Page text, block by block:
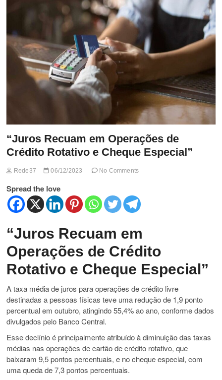
t
n
“Juros Recuam em Operações de
Crédito Rotativo e Cheque Especial”
Rede37 06/12/2023 No Comments
Spread the love
“Juros Recuam em
Operações de Crédito
Rotativo e Cheque Especial”
A taxa média de juros para operações de crédito livre
destinadas a pessoas físicas teve uma redução de 1,9 ponto
percentual em outubro, atingindo 55,4% ao ano, conforme dados
divulgados pelo Banco Central.
Esse declínio é principalmente atribuído à diminuição das taxas
médias nas operações de cartão de crédito rotativo, que
baixaram 9,5 pontos percentuais, e no cheque especial, com
uma queda de 7,3 pontos percentuais.